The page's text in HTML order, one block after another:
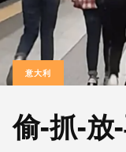
意大利
偷-抓-放